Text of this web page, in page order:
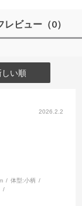
レビュー（0）
い順
2026.2.2
体型:小柄